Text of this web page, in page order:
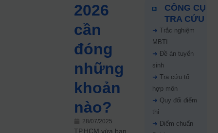
2026
cần
đóng
những
khoản
nào?
28/07/2025
TP.HCM vừa ban
67%
CÔNG CỤ
TRA CỨU
➜ Trắc nghiệm
MBTI
➜ Đề án tuyển
sinh
➜ Tra cứu tổ
hợp môn
➜ Quy đổi điểm
thi
➜ Điểm chuẩn